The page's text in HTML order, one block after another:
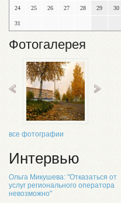
24 25 26 27 28 29 30
31
Фотогалерея
все фотографии
Интервью
Ольга Микушева: "Отказаться от
услуг регионального оператора
невозможно"